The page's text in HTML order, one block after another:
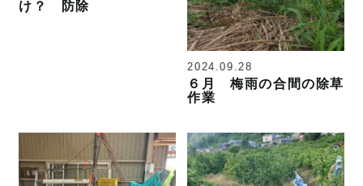
け？ 防除
2024.09.28
６月 梅雨の合間の除草
作業